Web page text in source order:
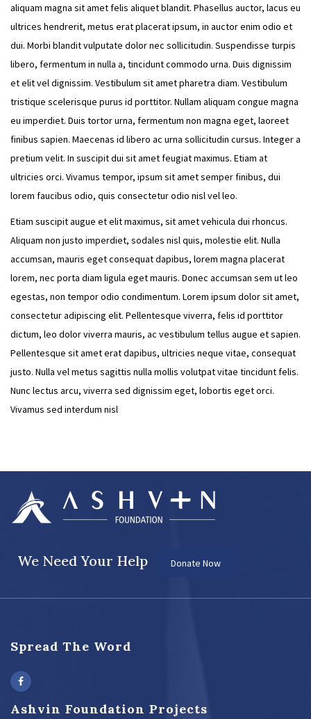
aliquam magna sit amet felis aliquet blandit. Phasellus auctor, lacus eu
ultrices hendrerit, metus erat placerat ipsum, in auctor enim odio et
dui. Morbi blandit vulputate dolor nec sollicitudin. Suspendisse turpis
libero, fermentum in nulla a, tincidunt commodo urna. Duis dignissim
et elit vel dignissim. Vestibulum sit amet pharetra diam. Vestibulum
tristique scelerisque purus id porttitor. Nullam aliquam congue magna
eu imperdiet. Duis tortor urna, fermentum non magna eget, laoreet
finibus sapien. Maecenas id libero ac urna sollicitudin cursus. Integer a
pretium velit. In suscipit dui sit amet feugiat maximus. Etiam at
ultricies orci. Vivamus tempor, ipsum sit amet semper finibus, dui
lorem faucibus odio, quis consectetur odio nisl vel leo.
Etiam suscipit augue et elit maximus, sit amet vehicula dui rhoncus.
Aliquam non justo imperdiet, sodales nisl quis, molestie elit. Nulla
accumsan, mauris eget consequat dapibus, lorem magna placerat
lorem, nec porta diam ligula eget mauris. Donec accumsan sem ut leo
egestas, non tempor odio condimentum. Lorem ipsum dolor sit amet,
consectetur adipiscing elit. Pellentesque viverra, felis id porttitor
dictum, leo dolor viverra mauris, ac vestibulum tellus augue et sapien.
Pellentesque sit amet erat dapibus, ultricies neque vitae, consequat
justo. Nulla vel metus sagittis nulla mollis volutpat vitae tincidunt felis.
Nunc lectus arcu, viverra sed dignissim eget, lobortis eget orci.
Vivamus sed interdum nisl
We Need Your Help Donate Now
Spread The Word
Ashvin Foundation Projects